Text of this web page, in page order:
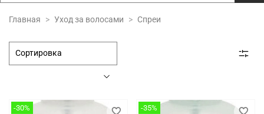
Главная Уход за волосами Спреи
-30% -35%